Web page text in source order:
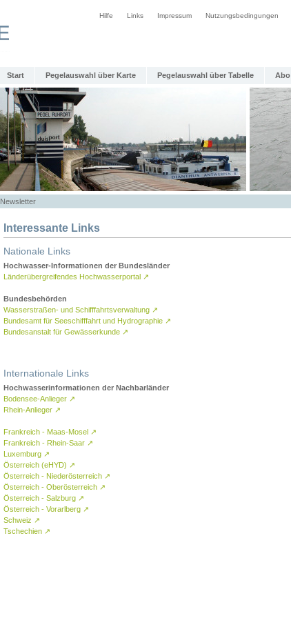
Hilfe Links Impressum Nutzungsbedingungen
Start Pegelauswahl über Karte Pegelauswahl über Tabelle Abo
Newsletter
Interessante Links
Nationale Links
Hochwasser-Informationen der Bundesländer
Länderübergreifendes Hochwasserportal ↗
Bundesbehörden
Wasserstraßen- und Schifffahrtsverwaltung ↗
Bundesamt für Seeschifffahrt und Hydrographie ↗
Bundesanstalt für Gewässerkunde ↗
Internationale Links
Hochwasserinformationen der Nachbarländer
Bodensee-Anlieger ↗
Rhein-Anlieger ↗
Frankreich - Maas-Mosel ↗
Frankreich - Rhein-Saar ↗
Luxemburg ↗
Österreich (eHYD) ↗
Österreich - Niederösterreich ↗
Österreich - Oberösterreich ↗
Österreich - Salzburg ↗
Österreich - Vorarlberg ↗
Schweiz ↗
Tschechien ↗